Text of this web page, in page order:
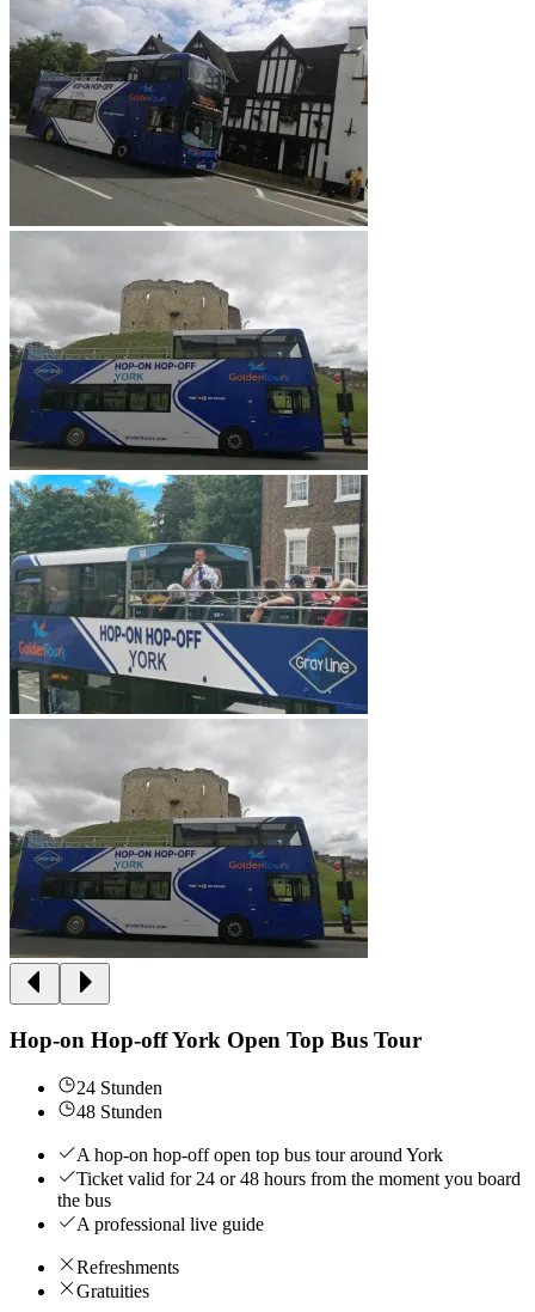
Hop-on Hop-off York Open Top Bus Tour
24 Stunden
48 Stunden
A hop-on hop-off open top bus tour around York
Ticket valid for 24 or 48 hours from the moment you board
the bus
A professional live guide
Refreshments
Gratuities